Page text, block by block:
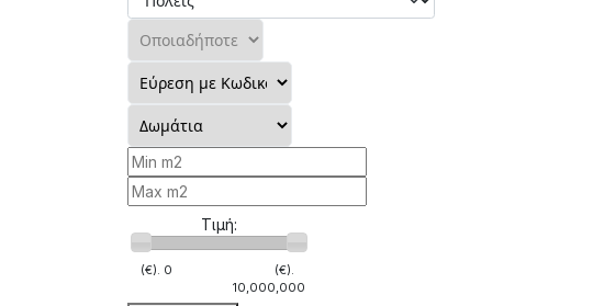
Τιμή:
(€). 0
(€).
10,000,000